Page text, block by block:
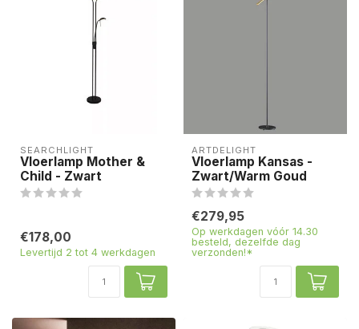
SEARCHLIGHT
Vloerlamp Mother &
Child - Zwart
€178,00
Levertijd 2 tot 4 werkdagen
ARTDELIGHT
Vloerlamp Kansas -
Zwart/Warm Goud
€279,95
Op werkdagen vóór 14.30
besteld, dezelfde dag
verzonden!*